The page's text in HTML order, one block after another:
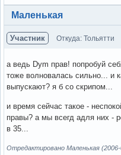
Вне форума
Маленькая
Участник Откуда: Тольятти
а ведь Dym прав! попробуй
тоже волновалась сильно... и
выпускают? я б со скрипом...
и время сейчас такое -
правы? а мы всегд адля них -
в 35...
Отредактировано Маленькая (2006-